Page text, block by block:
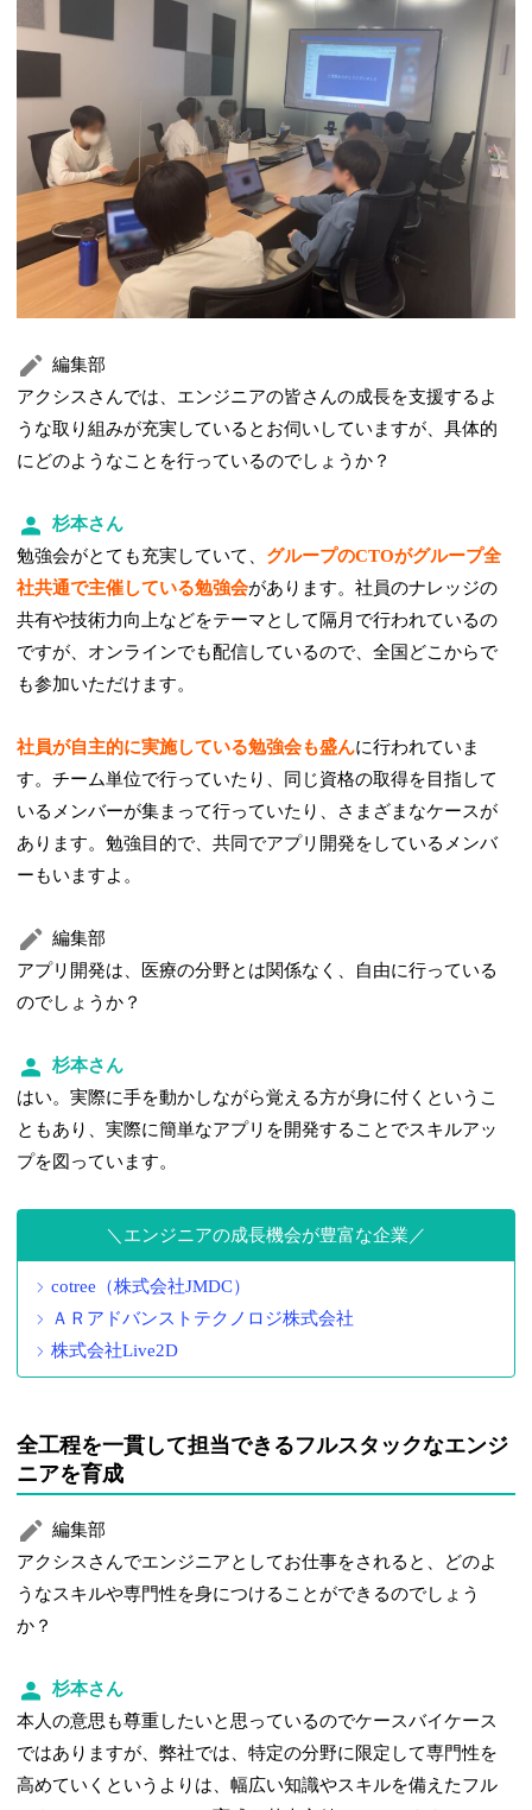
編集部
アクシスさんでは、エンジニアの皆さんの成長を支援するよ
うな取り組みが充実しているとお伺いしていますが、具体的
にどのようなことを行っているのでしょうか？
杉本さん
勉強会がとても充実していて、 グループのCTOがグループ全
社共通で主催している勉強会があります。社員のナレッジの
共有や技術力向上などをテーマとして隔月で行われているの
ですが、オンラインでも配信しているので、全国どこからで
も参加いただけます。
社員が自主的に実施している勉強会も盛んに行われていま
す。チーム単位で行っていたり、同じ資格の取得を目指して
いるメンバーが集まって行っていたり、さまざまなケースが
あります。勉強目的で、共同でアプリ開発をしているメンバ
ーもいますよ。
編集部
アプリ開発は、医療の分野とは関係なく、自由に行っている
のでしょうか？
杉本さん
はい。実際に手を動かしながら覚える方が身に付くというこ
ともあり、実際に簡単なアプリを開発することでスキルアッ
プを図っています。
エンジニアの成長機会が豊富な企業
cotree（株式会社JMDC）
ＡＲアドバンストテクノロジ株式会社
株式会社Live2D
全工程を一貫して担当できるフルスタックなエンジ
ニアを育成
編集部
アクシスさんでエンジニアとしてお仕事をされると、どのよ
うなスキルや専門性を身につけることができるのでしょう
か？
杉本さん
本人の意思も尊重したいと思っているのでケースバイケース
ではありますが、弊社では、特定の分野に限定して専門性を
高めていくというよりは、幅広い知識やスキルを備えたフル